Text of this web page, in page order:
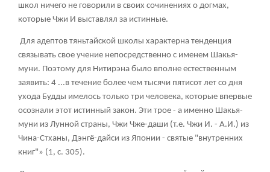
школ ничего не говорили в своих сочинениях о догмах,
которые Чжи И выставлял за истинные.
Для адептов тяньтайской школы характерна тенденция
связывать свое учение непосредственно с именем Шакья-
муни. Поэтому для Нитирэна было вполне естественным
заявить: 4 ...в течение более чем тысячи пятисот лет со дня
ухода Будды имелось только три человека, которые впервые
осознали этот истинный закон. Эти трое - а именно Шакья-
муни из Лунной страны, Чжи Чже-даши (т.е. Чжи И. - А.И.) из
Чина-Стханы, Дэнгё-дайси из Японии - святые "внутренних
книг"» (1, с. 305).